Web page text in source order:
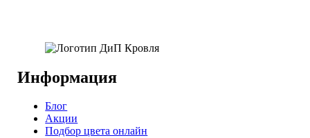
Информация
Блог
Акции
Подбор цвета онлайн